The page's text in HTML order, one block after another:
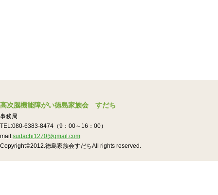
高次脳機能障がい徳島家族会 すだち
事務局
TEL:080-6383-8474（9：00～16：00）
mail:sudachi1270@gmail.com
Copyright©2012.徳島家族会すだちAll rights reserved.